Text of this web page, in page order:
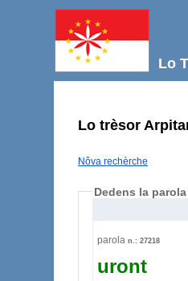
Lo
Lo trèsor
Nôva rechèrche
Dedens la parola
parola n.: 27218
uront